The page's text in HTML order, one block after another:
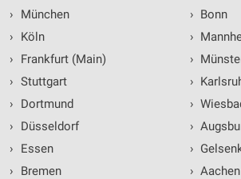
›
München
›
Köln
›
Frankfurt (Main)
› Stuttgart
›
Dortmund
›
Düsseldorf
›
Essen
›
Bremen
› Bonn
›
›
›
›
›
›
› Aachen